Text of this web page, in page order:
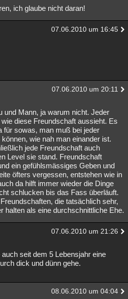
ich glaube nicht daran!
07.06.2010 um 16:45
07.06.2010 um 20:11
und Mann, ja warum nicht. Jeder
diese Freundschaft aussieht. Es
für sowas, man muß bei jeder
wie nah man einander ist.
jede Freundschaft auch
Level sie stand. Freundschaft
ein gefühlsmässiges Geben und
öfters vergessen, entstehen wie in
da hilft immer wieder die Dinge
schlucken bis das Fass überläuft.
die tatsächlich sehr,
halten als eine durchschnittliche Ehe.
07.06.2010 um 21:26
seit dem 5 Lebensjahr eine
dick und dünn gehe.
08.06.2010 um 04:04